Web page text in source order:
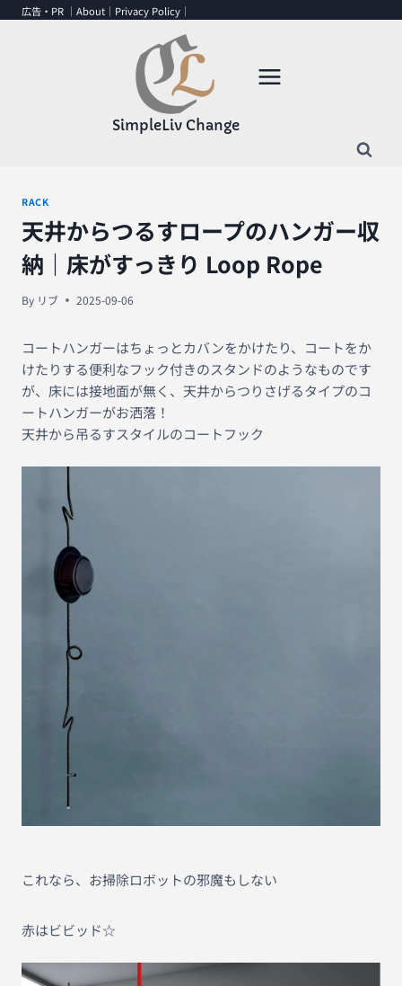
広告・PR ｜ About ｜ Privacy Policy ｜
SimpleLiv Change
RACK
天井からつるすロープのハンガー収
納｜床がすっきり Loop Rope
By リブ 2025-09-06
コートハンガーはちょっとカバンをかけたり、コートをか
けたりする便利なフック付きのスタンドのようなものです
が、床には接地面が無く、天井からつりさげるタイプのコ
ートハンガーがお洒落！
天井から吊るすスタイルのコートフック
これなら、お掃除ロボットの邪魔もしない
赤はビビッド☆